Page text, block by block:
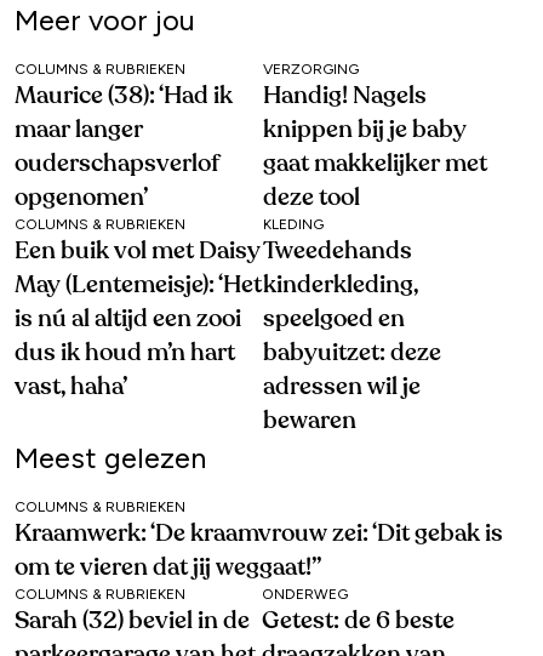
Meer voor jou
COLUMNS & RUBRIEKEN
Maurice (38): ‘Had ik
maar langer
ouderschapsverlof
opgenomen’
VERZORGING
Handig! Nagels
knippen bij je baby
gaat makkelijker met
deze tool
COLUMNS & RUBRIEKEN
Een buik vol met Daisy
May (Lentemeisje): ‘Het
is nú al altijd een zooi
dus ik houd m’n hart
vast, haha’
KLEDING
Tweedehands
kinderkleding,
speelgoed en
babyuitzet: deze
adressen wil je
bewaren
Meest gelezen
COLUMNS & RUBRIEKEN
Kraamwerk: ‘De kraamvrouw zei: ‘Dit gebak is
om te vieren dat jij weggaat!’’
COLUMNS & RUBRIEKEN
Sarah (32) beviel in de
ONDERWEG
Getest: de 6 beste